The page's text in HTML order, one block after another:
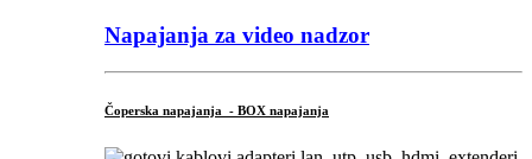
Napajanja za video nadzor
Čoperska napajanja - BOX napajanja